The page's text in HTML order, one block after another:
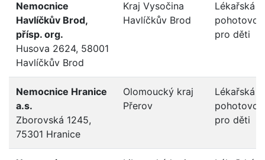
Nemocnice
Havlíčkův Brod,
přísp. org.
Husova 2624, 58001
Havlíčkův Brod
Kraj Vysočina
Havlíčkův Brod
Lékařská
pro děti
Nemocnice Hranice
a.s.
Zborovská 1245,
75301 Hranice
Olomoucký kraj
Přerov
Lékařská
pro děti